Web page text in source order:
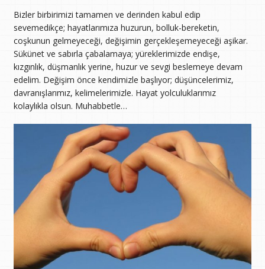
Bizler birbirimizi tamamen ve derinden kabul edip
sevemedikçe; hayatlarımıza huzurun, bolluk-bereketin,
coşkunun gelmeyeceği, değişimin gerçekleşemeyeceği aşikar.
Sükünet ve sabırla çabalamaya; yüreklerimizde endişe,
kızgınlık, düşmanlık yerine, huzur ve sevgi beslemeye devam
edelim. Değişim önce kendimizle başlıyor; düşüncelerimiz,
davranışlarımız, kelimelerimizle. Hayat yolculuklarımız
kolaylıkla olsun. Muhabbetle…